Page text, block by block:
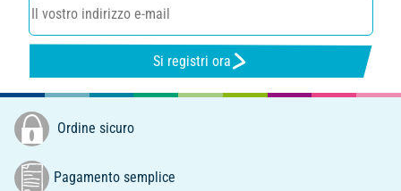
Si registri ora
Ordine sicuro
Pagamento semplice